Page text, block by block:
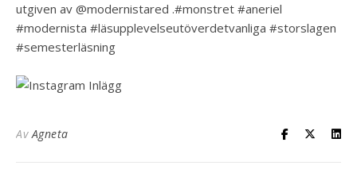
utgiven av @modernistared .#monstret #aneriel
#modernista #läsupplevelseutöverdetvanliga #storslagen
#semesterläsning
AvAgneta